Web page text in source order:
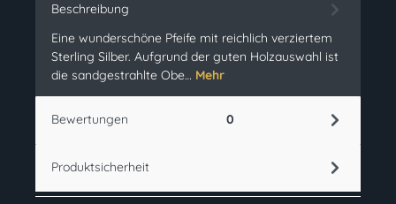
Beschreibung
Eine wunderschöne Pfeife mit reichlich verziertem
Sterling Silber. Aufgrund der guten Holzauswahl ist
die sandgestrahlte Obe… Mehr
Bewertungen 0
Produktsicherheit